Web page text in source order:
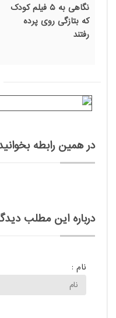
نگاهی به 5 فیلم کودک
که بتازگی روی پرده
رفتند
در همین رابطه
درباره این مطلب
نام :